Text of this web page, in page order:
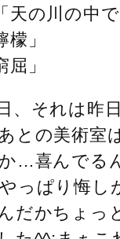
の川の中で
」
」
、それは昨
との美術室
…喜んでる
っぱり悔し
だかちょっ